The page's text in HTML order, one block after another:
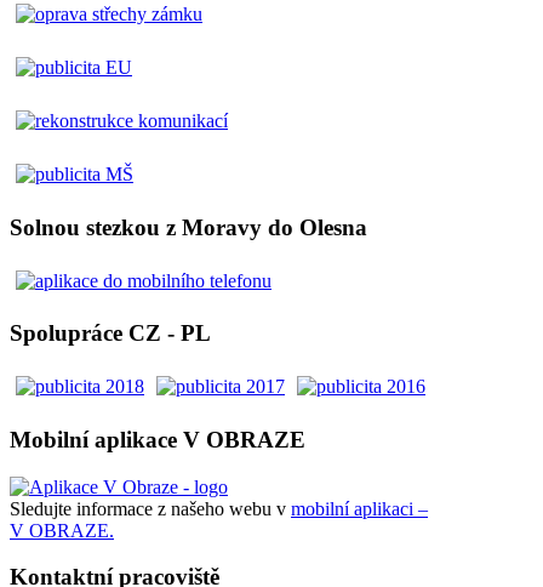
Solnou stezkou z Moravy do Olesna
Spolupráce CZ - PL
Mobilní aplikace V OBRAZE
Sledujte informace z našeho webu v mobilní aplikaci –
V OBRAZE.
Kontaktní pracoviště